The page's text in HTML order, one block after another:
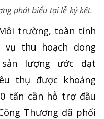
phát biểu tại lễ ký kết.
trường, toàn tỉnh
vụ thu hoạch dong
lượng ước đạt
thụ được khoảng
tấn cần hỗ trợ đầu
Thương đã phối